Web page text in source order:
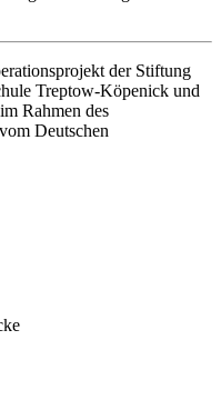
der Stiftung
Treptow-Köpenick und
Rahmen des
Deutschen